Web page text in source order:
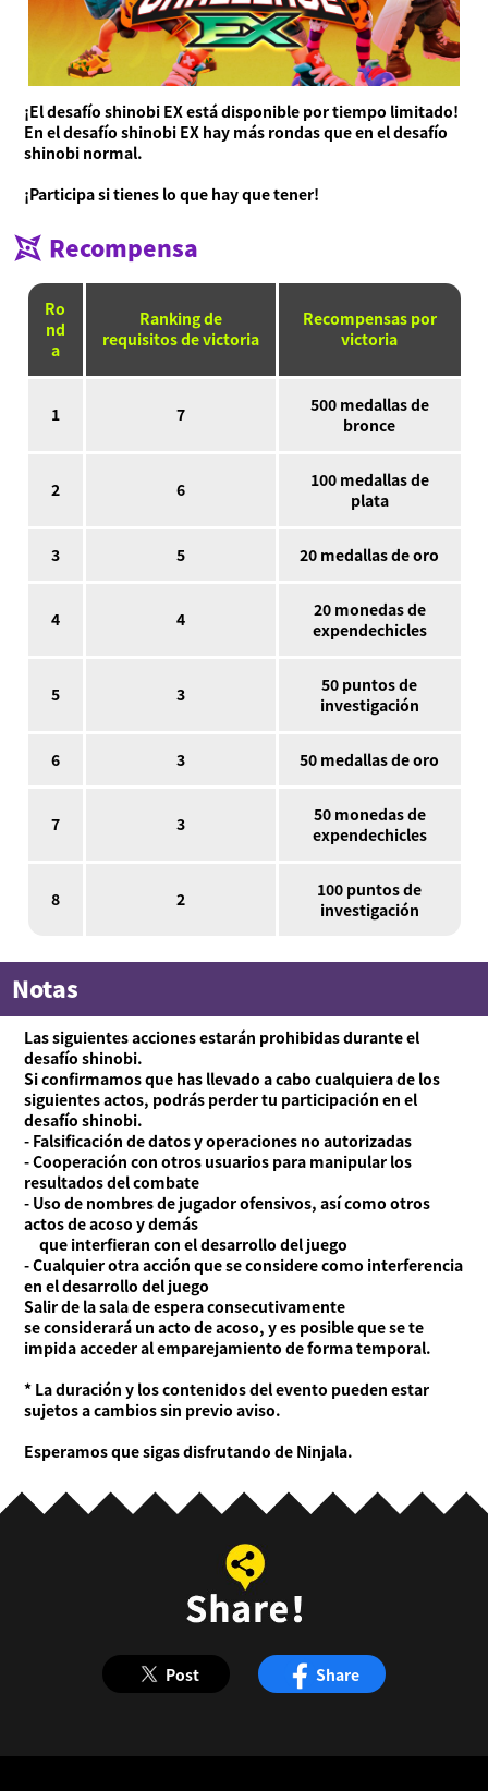
¡El desafío shinobi EX está disponible por tiempo limitado!
En el desafío shinobi EX hay más rondas que en el desafío
shinobi normal.
¡Participa si tienes lo que hay que tener!
Recompensa
Ro
nd
a
Ranking de
requisitos de victoria
Recompensas por
victoria
1 7
500 medallas de
bronce
2 6
100 medallas de
plata
3 5 20 medallas de oro
4 4
20 monedas de
expendechicles
5 3
50 puntos de
investigación
6 3 50 medallas de oro
7 3
50 monedas de
expendechicles
8 2
100 puntos de
investigación
Notas
Las siguientes acciones estarán prohibidas durante el
desafío shinobi.
Si confirmamos que has llevado a cabo cualquiera de los
siguientes actos, podrás perder tu participación en el
desafío shinobi.
- Falsificación de datos y operaciones no autorizadas
- Cooperación con otros usuarios para manipular los
resultados del combate
- Uso de nombres de jugador ofensivos, así como otros
actos de acoso y demás
que interfieran con el desarrollo del juego
- Cualquier otra acción que se considere como interferencia
en el desarrollo del juego
Salir de la sala de espera consecutivamente
se considerará un acto de acoso, y es posible que se te
impida acceder al emparejamiento de forma temporal.
* La duración y los contenidos del evento pueden estar
sujetos a cambios sin previo aviso.
Esperamos que sigas disfrutando de Ninjala.
Post Share